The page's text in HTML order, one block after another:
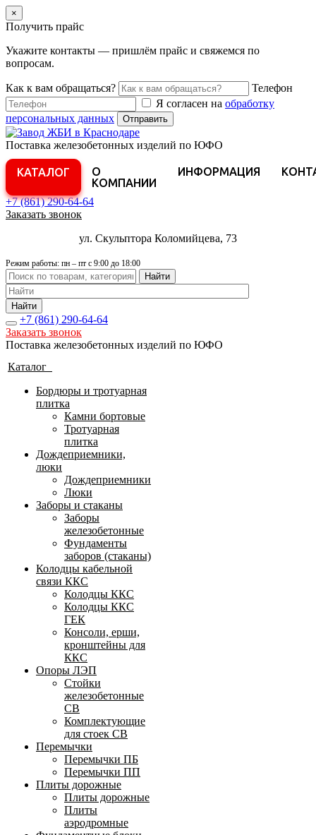
×
Получить прайс
Укажите контакты — пришлём прайс и свяжемся по
вопросам.
Как к вам обращаться?
Телефон
Я согласен на обработку
персональных данных
Отправить
Поставка железобетонных изделий по ЮФО
КАТАЛОГ
О
КОМПАНИИ
ИНФОРМАЦИЯ
+7 (861)290-64-64
Заказать звонок
ул. Скульптора Коломийцева, 73
Режим работы: пн – пт с 9:00 до 18:00
Найти
Найти
+7 (861) 290-64-64
Заказать звонок
Поставка железобетонных изделий по ЮФО
Каталог
Бордюры и тротуарная
плитка
Камни бортовые
Тротуарная
плитка
Дождеприемники,
люки
Дождеприемники
Люки
Заборы и стаканы
Заборы
железобетонные
Фундаменты
заборов (стаканы)
Колодцы кабельной
связи ККС
Колодцы ККС
Колодцы ККС
ГЕК
Консоли, ерши,
кронштейны для
ККС
Опоры ЛЭП
Стойки
железобетонные
СВ
Комплектующие
для стоек СВ
Перемычки
Перемычки ПБ
Перемычки ПП
Плиты дорожные
Плиты дорожные
Плиты
аэродромные